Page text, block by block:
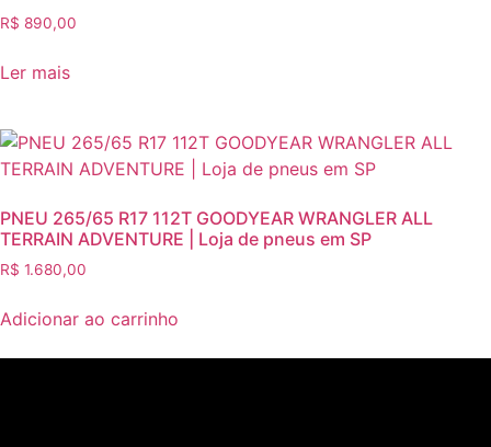
R$ 890,00
Ler mais
PNEU 265/65 R17 112T GOODYEAR WRANGLER ALL
TERRAIN ADVENTURE | Loja de pneus em SP
R$ 1.680,00
Adicionar ao carrinho